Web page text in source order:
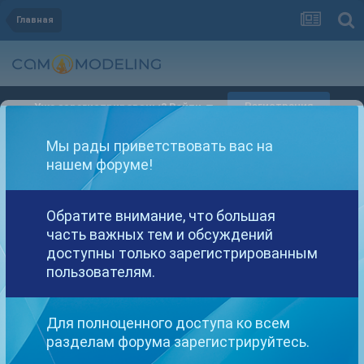
Главная
Уже зарегистрированы? Войти Регистрация
Другие варианты поиска
Найдено: 1 результат
Мы рады приветствовать вас на
нашем форуме!
Обратите внимание, что большая
часть важных тем и обсуждений
доступны только зарегистрированным
пользователям.
Для полноценного доступа ко всем
разделам форума зарегистрируйтесь.